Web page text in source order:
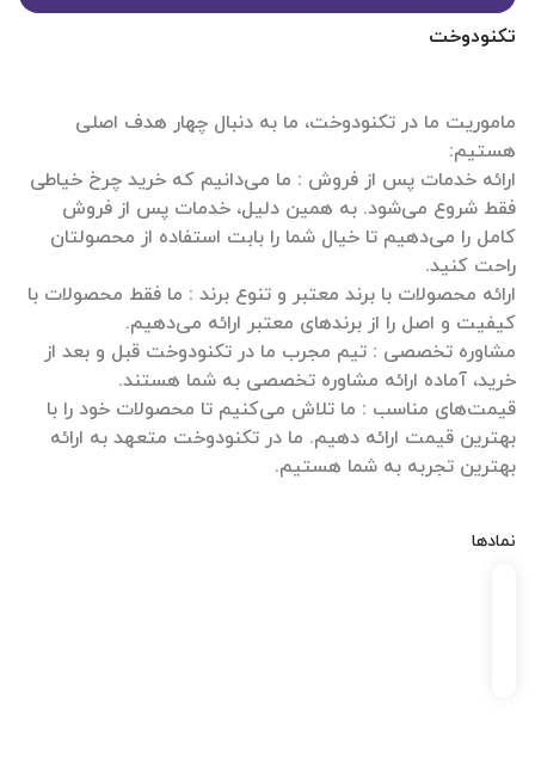
تکنودوخت
ماموریت ما در تکنودوخت، ما به دنبال چهار هدف اصلی
ارائه خدمات پس از فروش : ما می‌دانیم که خرید چرخ خیاطی
فقط شروع می‌شود. به همین دلیل، خدمات پس از فروش
کامل را می‌دهیم تا خیال شما را بابت استفاده از محصولتان
ارائه محصولات با برند معتبر و تنوع برند : ما فقط محصولات با
مشاوره تخصصی : تیم مجرب ما در تکنودوخت قبل و بعد از
قیمت‌های مناسب : ما تلاش می‌کنیم تا محصولات خود را با
بهترین قیمت ارائه دهیم. ما در تکنودوخت متعهد به ارائه
بهترین تجربه به شما هستیم.
نمادها